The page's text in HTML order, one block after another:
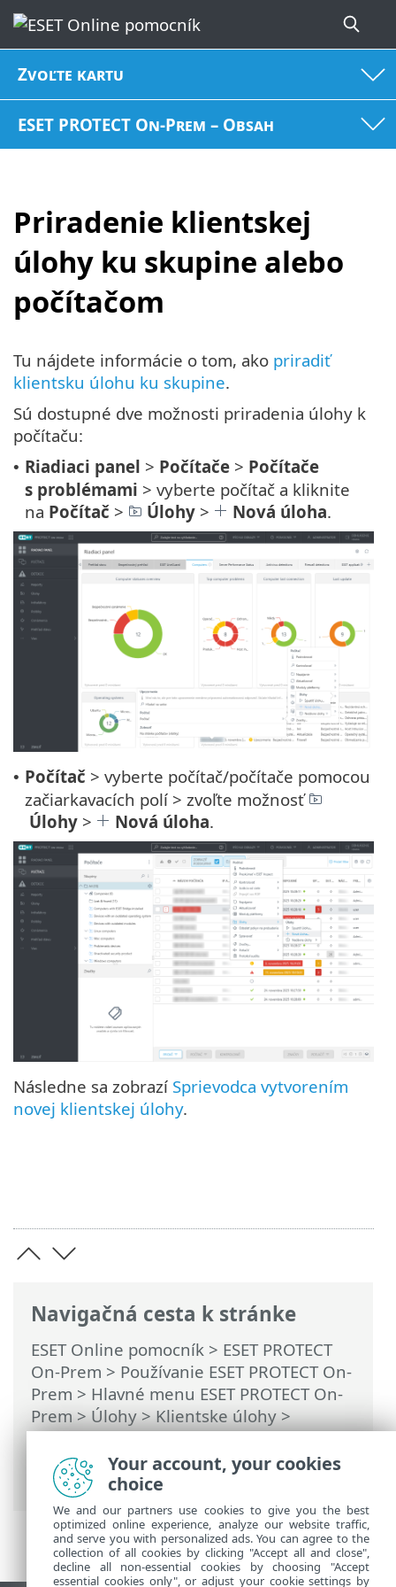
Zvoľte kartu
ESET PROTECT On-Prem – Obsah
Priradenie klientskej
úlohy ku skupine alebo
počítačom
Navigačná cesta k stránke
ESET Online pomocník > ESET PROTECT
On-Prem > Používanie ESET PROTECT On-
Prem > Hlavné menu ESET PROTECT On-
Prem>Úlohy>Klientske úlohy>
Spúšťače úloh pre klienta> Priradenie
klientskej úlohy ku skupine alebo
počítačom
Tu nájdete informácie o tom, ako priradiť
klientsku úlohu ku skupine.
Sú dostupné dve možnosti priradenia úlohy k
počítaču:
• Riadiaci panel > Počítače > Počítače
s problémami > vyberte počítač a kliknite
na Počítač > Úlohy > Nová úloha.
• Počítač > vyberte počítač/počítače pomocou
začiarkavacích polí > zvoľte možnosť
Úlohy > Nová úloha.
Následne sa zobrazí Sprievodca vytvorením
novej klientskej úlohy.
Your account, your cookies
choice
We and our partners use cookies to give you the best
optimized online experience, analyze our website traffic,
and serve you with personalized ads. You can agree to the
collection of all cookies by clicking "Accept all and close",
decline all non-essential cookies by choosing "Accept
essential cookies only", or adjust your cookie settings by